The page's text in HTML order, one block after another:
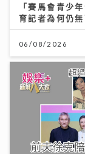
「賽馬會青少
育記者為何仍
06/08/2026